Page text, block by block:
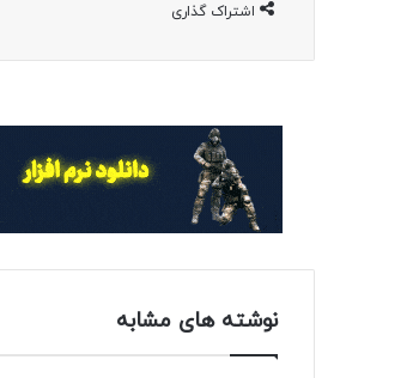
اشتراک گذاری
نوشته های مشابه